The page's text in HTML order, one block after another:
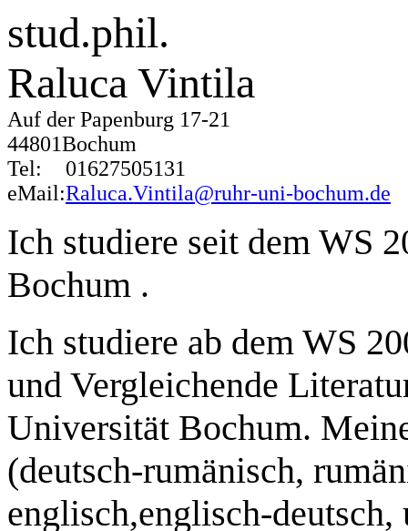
stud.phil.
Raluca Vintila
Auf der Papenburg 17-21
44801Bochum
Tel:
01627505131
eMail:Raluca.Vintila@ruhr-uni-bochum.de
Ich studiere seit dem WS
Bochum .
Ich studiere ab dem WS
und Vergleichende
Universität Bochum.
(deutsch-rumänisch,
englisch,englisch-deutsch,